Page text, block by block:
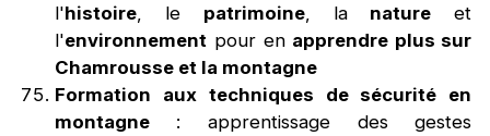
l'histoire , le patrimoine, la nature et
l'environnement pour en apprendre plus sur
Chamrousse et la montagne
Formation aux techniques de sécurité en
montagne : apprentissage des gestes